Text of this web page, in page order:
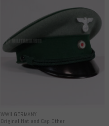
WWII GERMANY
Original Hat and Cap Other